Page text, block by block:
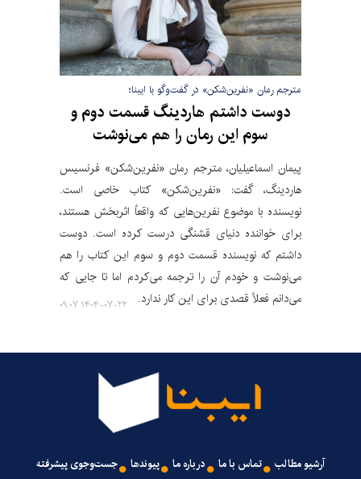
مترجم رمان «نفرین‌شکن» در گفت‌وگو با ایبنا؛
دوست داشتم هاردینگ قسمت دوم و
سوم این رمان را هم می‌نوشت
پیمان اسماعیلیان، مترجم رمان «نفرین‌شکن» فرنسیس
هاردینگ، گفت: «نفرین‌شکن» کتاب خاصی است.
نویسنده با موضوع نفرین‌هایی که واقعاً اثربخش هستند،
برای خواننده دنیای قشنگی درست کرده است. دوست
داشتم که نویسنده قسمت دوم و سوم این کتاب را هم
می‌نوشت و خودم آن را ترجمه می‌کردم اما تا جایی که
می‌دانم فعلاً قصدی برای این کار ندارد.
۱۴۰۴-۰۷-۲۲ ۰۹:۰۷
آرشیو مطالب تماس با ما درباره ما پیوندها جست‌وجوی پیشرفته